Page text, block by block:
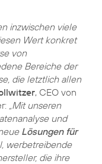
inzwischen viele
Wert konkret
von
Bereiche der
die letztlich allen
, CEO von
„Mit unseren
und
Lösungen für
werbetreibende
die ihre